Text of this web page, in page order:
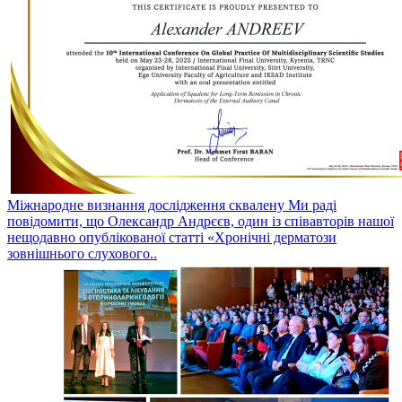
Міжнародне визнання дослідження сквалену Ми раді
повідомити, що Олександр Андрєєв, один із співавторів нашої
нещодавно опублікованої статті «Хронічні дерматози
зовнішнього слухового..